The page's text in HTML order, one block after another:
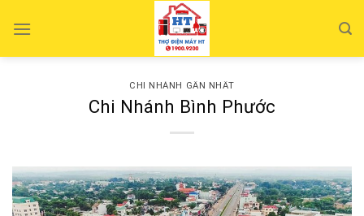
CHI NHÁNH GẦN NHẤT
Chi Nhánh Bình Phước